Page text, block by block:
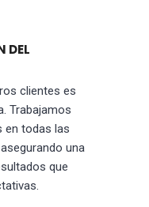
DEL
clientes es
Trabajamos
en todas las
una
que